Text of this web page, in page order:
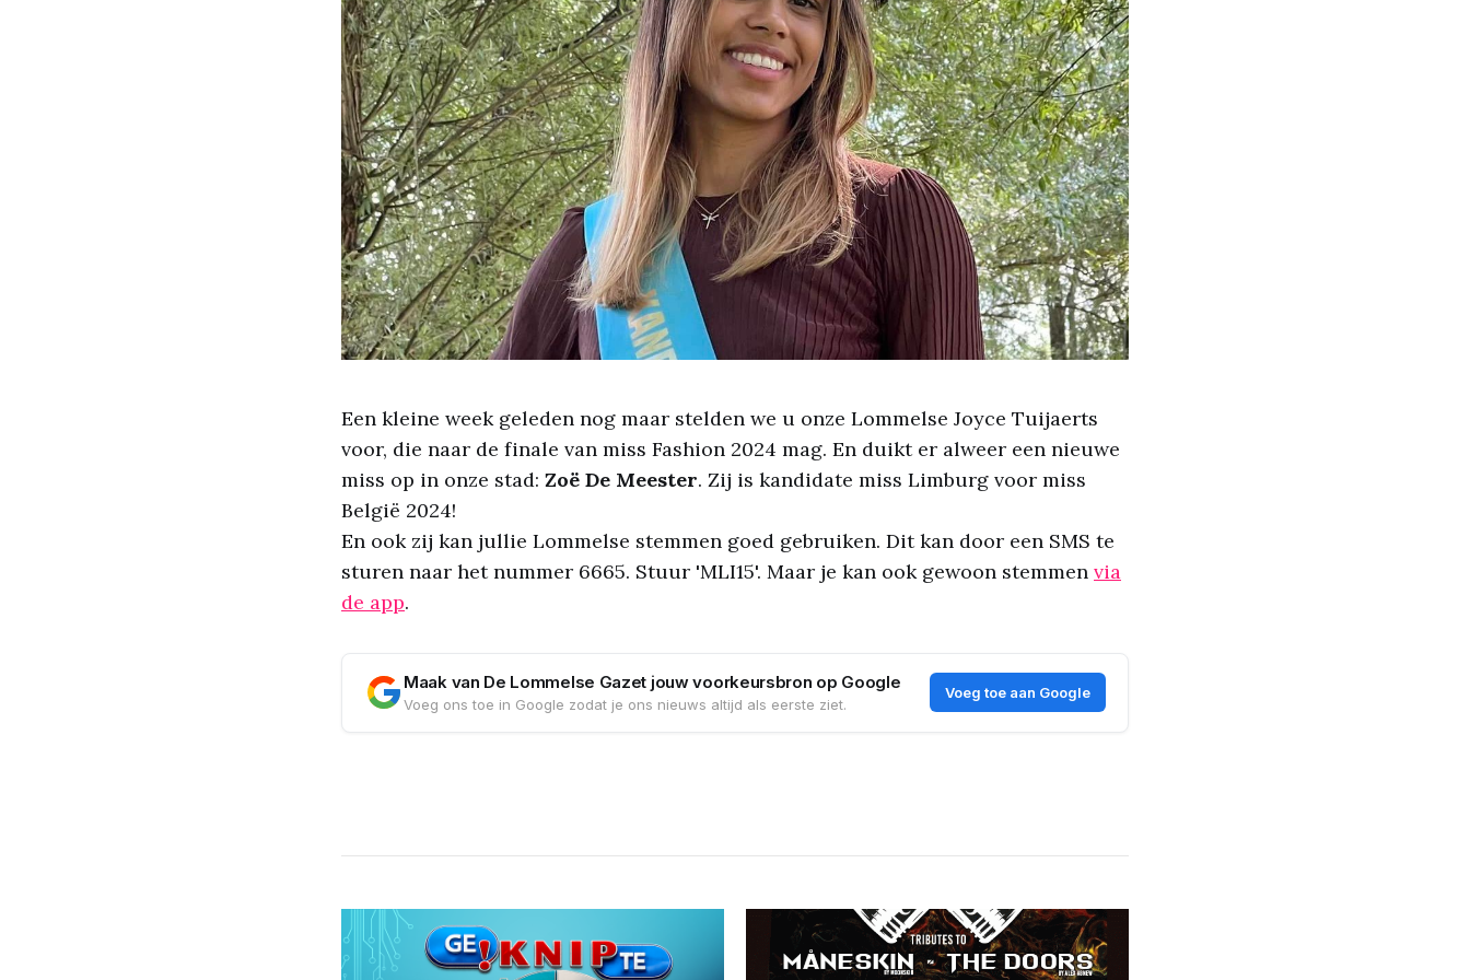
Een kleine week geleden nog maar stelden we u onze Lommelse Joyce Tuijaerts
voor, die naar de finale van miss Fashion 2024 mag. En duikt er alweer een nieuwe
miss op in onze stad: Zoë De Meester. Zij is kandidate miss Limburg voor miss
België 2024!
En ook zij kan jullie Lommelse stemmen goed gebruiken. Dit kan door een SMS te
sturen naar het nummer 6665. Stuur 'MLI15'. Maar je kan ook gewoon stemmen via
de app.
Maak van De Lommelse Gazet jouw voorkeursbron op Google
Voeg ons toe in Google zodat je ons nieuws altijd als eerste ziet.
Voeg toe aan Google